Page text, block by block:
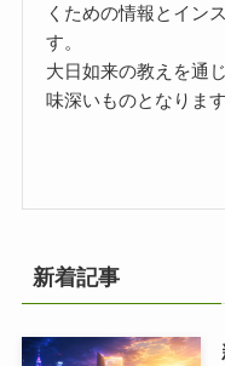
くための情報とイン
す。
大日如来の教えを通
味深いものとなります
新着記事